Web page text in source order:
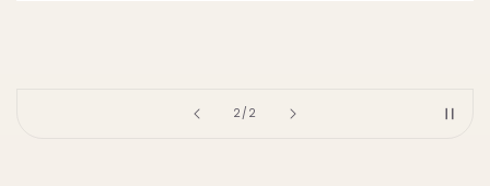
2 /of
2